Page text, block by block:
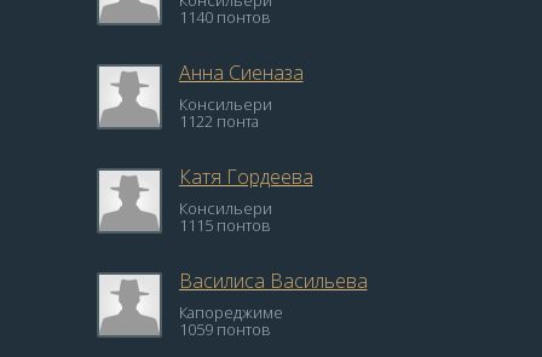
1140 понтов
Анна Сиеназа
Консильери
1122 понта
Катя Гордеева
Консильери
1115 понтов
Василиса Васильева
Капореджиме
1059 понтов